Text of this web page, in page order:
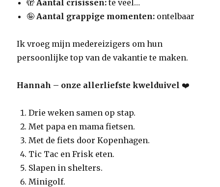
🫣 Aantal crisissen: te veel…
🤪 Aantal grappige momenten: ontelbaar
Ik vroeg mijn medereizigers om hun
persoonlijke top van de vakantie te maken.
Hannah – onze allerliefste kwelduivel ❤️
Drie weken samen op stap.
Met papa en mama fietsen.
Met de fiets door Kopenhagen.
Tic Tac en Frisk eten.
Slapen in shelters.
Minigolf.